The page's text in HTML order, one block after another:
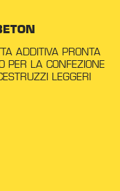
ADDITIVA PRONTA
PER LA CONFEZIONE
LEGGERI